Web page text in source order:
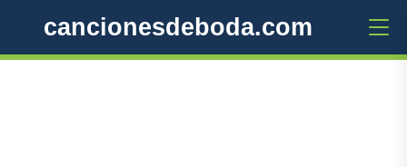
cancionesdeboda.com